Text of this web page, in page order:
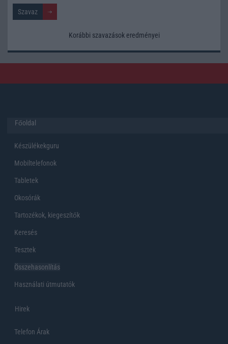
Korábbi szavazások eredményei
Főoldal
Készülékekguru
Mobiltelefonok
Tabletek
Okosórák
Tartozékok, kiegeszítők
Keresés
Tesztek
Összehasonlítás
Használati útmutatók
Hirek
Telefon Árak